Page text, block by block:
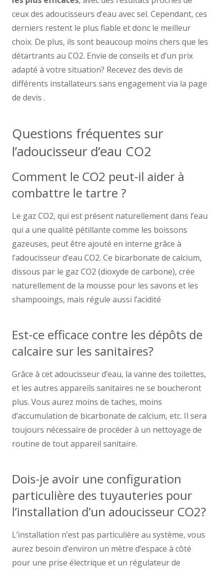
ceux des adoucisseurs d’eau avec sel. Cependant, ces
derniers restent le plus fiable et donc le meilleur
choix. De plus, ils sont beaucoup moins chers que les
détartrants au CO2. Envie de conseils et d’un prix
adapté à votre situation? Recevez des devis de
différents installateurs sans engagement via la page
de devis .
Questions fréquentes sur
l’adoucisseur d’eau CO2
Comment le CO2 peut-il aider à
combattre le tartre ?
Le gaz CO2, qui est présent naturellement dans l’eau
qui a une qualité pétillante comme les boissons
gazeuses, peut être ajouté en interne grâce à
l’adoucisseur d’eau CO2. Ce bicarbonate de calcium,
dissous par le gaz CO2 (dioxyde de carbone), crée
naturellement de la mousse pour les savons et les
shampooings, mais régule aussi l’acidité
Est-ce efficace contre les dépôts de
calcaire sur les sanitaires?
Grâce à cet adoucisseur d’eau, la vanne des toilettes,
et les autres appareils sanitaires ne se boucheront
plus. Vous aurez moins de taches, moins
d’accumulation de bicarbonate de calcium, etc. Il sera
toujours nécessaire de procéder à un nettoyage de
routine de tout appareil sanitaire.
Dois-je avoir une configuration
particulière des tuyauteries pour
l’installation d’un adoucisseur CO2?
L’installation n’est pas particulière au système, vous
aurez besoin d’environ un mètre d’espace à côté
pour une prise électrique et un régulateur de